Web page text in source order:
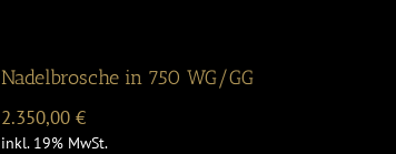
Nadelbrosche in 750 WG/GG
2.350,00 €
inkl. 19% MwSt.